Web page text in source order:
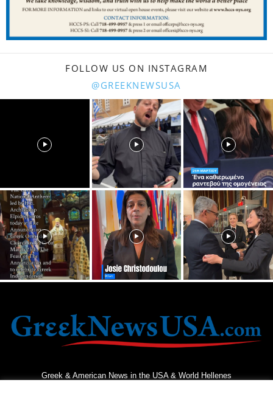
FOLLOW US ON INSTAGRAM
@GREEKNEWSUSA
Greek & American News in the USA & World Hellenes